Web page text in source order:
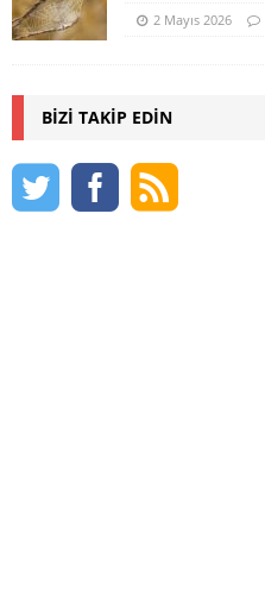
2 Mayıs 2026
BIZI TAKIP EDIN